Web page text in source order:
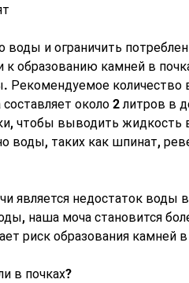
воды и ограничить
образованию камней в
Рекомендуемое количество
около 2 литров в
чтобы выводить жидкость
воды, таких как шпинат,
является недостаток воды в
наша моча становится
риск образования камней в
в почках?